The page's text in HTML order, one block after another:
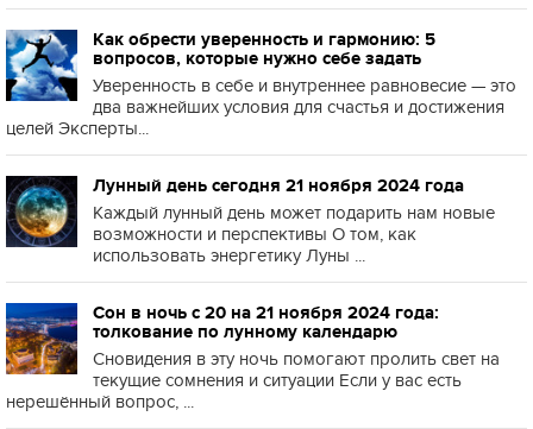
Как обрести уверенность и гармонию: 5
вопросов, которые нужно себе задать
Уверенность в себе и внутреннее равновесие — это
два важнейших условия для счастья и достижения
целей Эксперты...
Лунный день сегодня 21 ноября 2024 года
Каждый лунный день может подарить нам новые
возможности и перспективы О том, как
использовать энергетику Луны ...
Сон в ночь с 20 на 21 ноября 2024 года:
толкование по лунному календарю
Сновидения в эту ночь помогают пролить свет на
текущие сомнения и ситуации Если у вас есть
нерешённый вопрос, ...